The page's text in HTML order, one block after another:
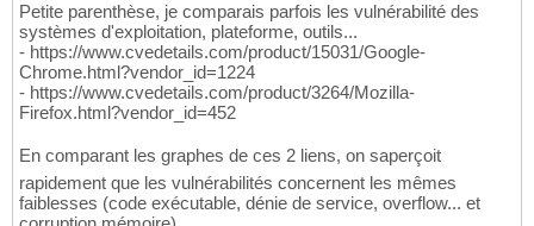
Petite parenthèse, je comparais parfois les vulnérabilité des
systèmes d'exploitation, plateforme, outils...
- https://www.cvedetails.com/product/15031/Google-
Chrome.html?vendor_id=1224
- https://www.cvedetails.com/product/3264/Mozilla-
Firefox.html?vendor_id=452
En comparant les graphes de ces 2 liens, on saperçoit
rapidement que les vulnérabilités concernent les mêmes
faiblesses (code exécutable, dénie de service, overflow... et